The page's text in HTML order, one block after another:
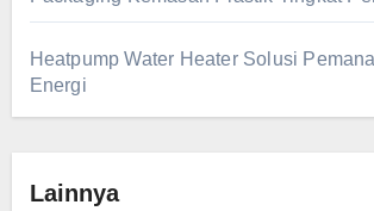
Heatpump Water Heater Solusi
Energi
Lainnya